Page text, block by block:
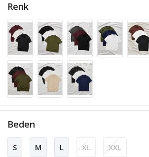
Renk
Beden
S M L XL XXL